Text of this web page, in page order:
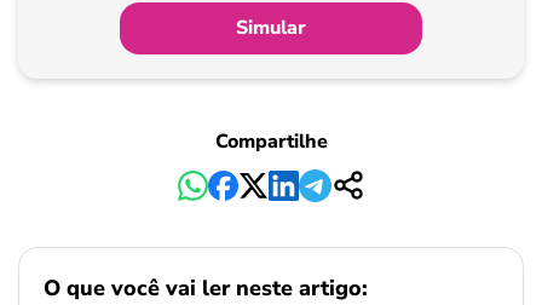
Simular
Compartilhe
O que você vai ler neste artigo: